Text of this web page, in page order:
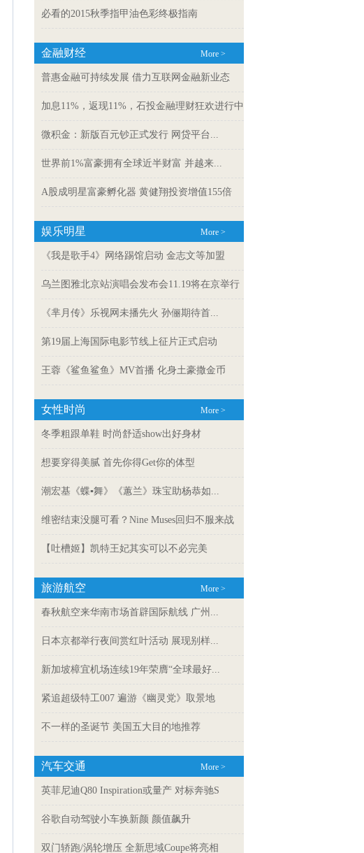
必看的2015秋季指甲油色彩终极指南
金融财经 More >
普惠金融可持续发展 借力互联网金融新业态
加息11%，返现11%，石投金融理财狂欢进行中
微积金：新版百元钞正式发行 网贷平台...
世界前1%富豪拥有全球近半财富 并越来...
A股成明星富豪孵化器 黄健翔投资增值155倍
娱乐明星 More >
《我是歌手4》网络踢馆启动 金志文等加盟
乌兰图雅北京站演唱会发布会11.19将在京举行
《芈月传》乐视网未播先火 孙俪期待首...
第19届上海国际电影节线上征片正式启动
王蓉《鲨鱼鲨鱼》MV首播 化身土豪撒金币
女性时尚 More >
冬季粗跟单鞋 时尚舒适show出好身材
想要穿得美腻 首先你得Get你的体型
潮宏基《蝶▪舞》《蕙兰》珠宝助杨恭如...
维密结束没腿可看？Nine Muses回归不服来战
【吐槽姬】凯特王妃其实可以不必完美
旅游航空 More >
春秋航空来华南市场首辟国际航线 广州...
日本京都举行夜间赏红叶活动 展现别样...
新加坡樟宜机场连续19年荣膺“全球最好...
紧追超级特工007 遍游《幽灵党》取景地
不一样的圣诞节 美国五大目的地推荐
汽车交通 More >
英菲尼迪Q80 Inspiration或量产 对标奔驰S
谷歌自动驾驶小车换新颜 颜值飙升
双门轿跑/涡轮增压 全新思域Coupe将亮相